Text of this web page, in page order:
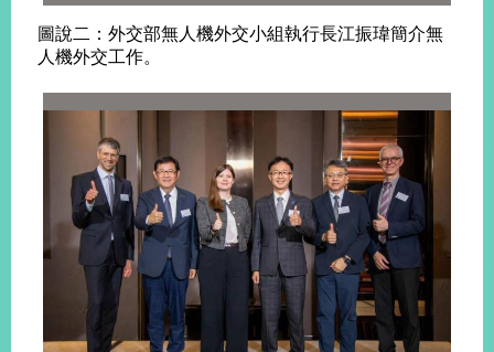
站
資
私
及
圖說二：外交部無人機外交小組執行長江振瑋簡介無
人機外交工作。